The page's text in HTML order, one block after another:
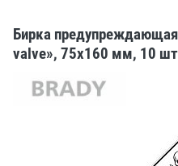
Бирка
valve», 75x160 мм, 10 шт